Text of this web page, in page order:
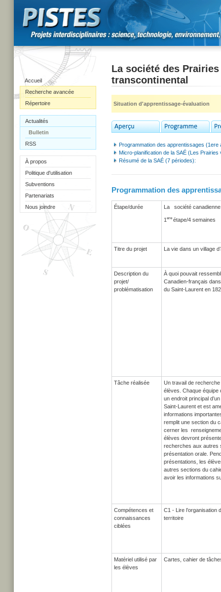
Accueil
Recherche avancée
Répertoire
Actualités
Bulletin
RSS
À propos
Politique d'utilisation
Subventions
Partenariats
Nous joindre
La société des
transcontinental
Situation d'apprentissage-évaluation
Programmation des apprentissages (1ere
Micro-planification de la SAÉ (Les Prairies
Résumé de la SAÉ (7 périodes):
Programmation des
Étape/durée La société
1 ere étape/4 semaines
Titre du projet La vie dans un village
Description du
projet/
problématisation
À quoi pouvait
Canadien-français
du Saint-Laurent en
Tâche réalisée
Un travail de
élèves. Chaque équipe
un endroit principal
Saint-Laurent et est
informations
remplit une section du
cerner les
élèves devront
recherches aux autres
présentation orale.
présentations, les
autres sections du
avoir les informations
Compétences et
connaissances
ciblées
C1 - Lire l’organisation
territoire
Matériel utilisé par
les élèves
Cartes, cahier de